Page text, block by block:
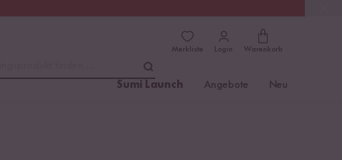
Merkliste Login Warenkorb
Sumi Launch Angebote Neu